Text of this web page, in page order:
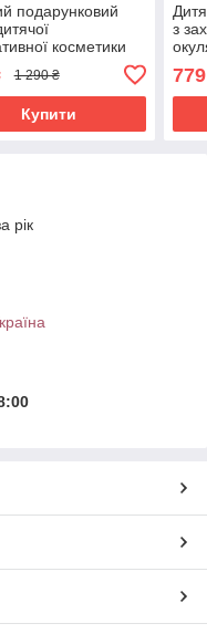
подарунковий
косметики
і манікюру у
Єдиноріг (60691)
1 290 ₴
Купити
з
779
рік